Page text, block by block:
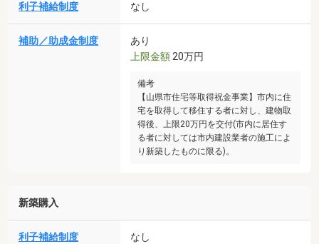
利子補給制度 なし
補助／助成金制度
あり
上限金額 20万円
備考
【山県市住宅等取得祝金事業】市内に住
宅を取得して移住する者に対し、建物取
得後、上限20万円を交付(市内に居住す
る者に対しては市内建設業者の施工によ
り新築したものに限る)。
新築購入
利子補給制度 なし